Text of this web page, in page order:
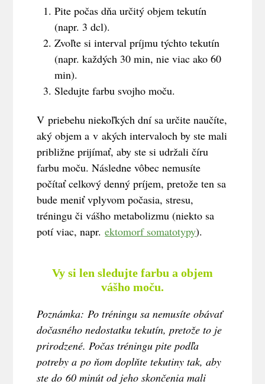
Pite počas dňa určitý objem tekutín
(napr. 3 dcl).
Zvoľte si interval príjmu týchto tekutín
(napr. každých 30 min, nie viac ako 60
min).
Sledujte farbu svojho moču.
V priebehu niekoľkých dní sa určite naučíte,
aký objem a v akých intervaloch by ste mali
približne prijímať, aby ste si udržali číru
farbu moču. Následne vôbec nemusíte
počítať celkový denný príjem, pretože ten sa
bude meniť vplyvom počasia, stresu,
tréningu či vášho metabolizmu (niekto sa
potí viac, napr.ektomorf somatotypy).
Vy si len sledujte farbu a objem
vášho moču.
Poznámka: Po tréningu sa nemusíte obávať
dočasného nedostatku tekutín, pretože to je
prirodzené. Počas tréningu pite podľa
potreby a po ňom doplňte tekutiny tak, aby
ste do 60 minút od jeho skončenia mali